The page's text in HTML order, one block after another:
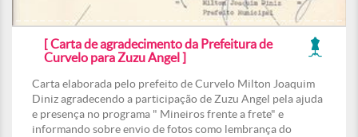
[ Carta de agradecimento da Prefeitura de
Curvelo para Zuzu Angel ]
Carta elaborada pelo prefeito de Curvelo Milton Joaquim
Diniz agradecendo a participação de Zuzu Angel pela ajuda
e presença no programa " Mineiros frente a frete" e
informando sobre envio de fotos como lembrança do